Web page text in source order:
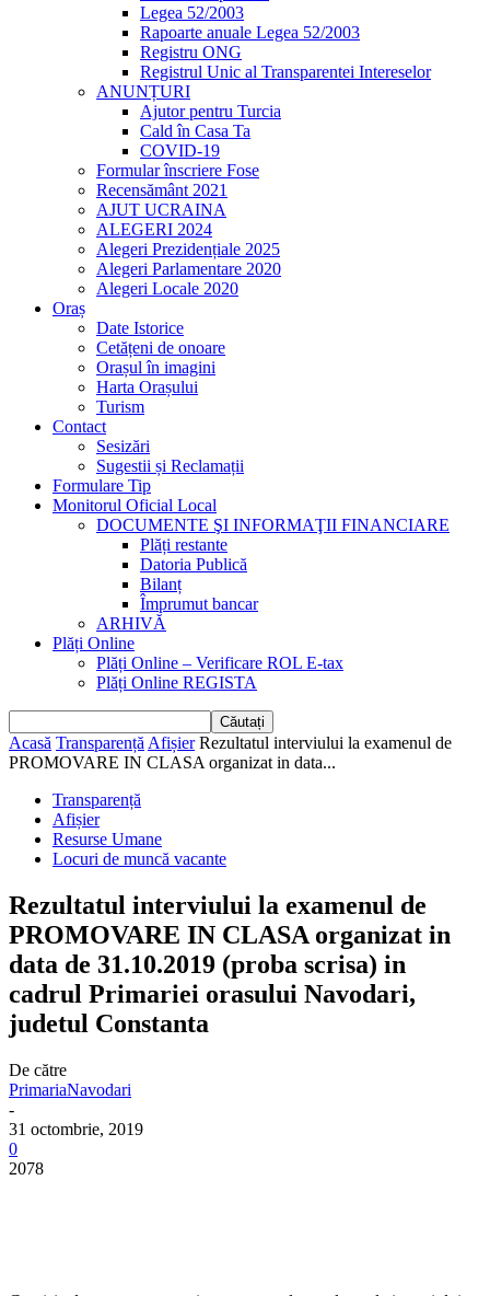
Legea 52/2003
Rapoarte anuale Legea 52/2003
Registru ONG
Registrul Unic al Transparentei Intereselor
ANUNȚURI
Ajutor pentru Turcia
Cald în Casa Ta
COVID-19
Formular înscriere Fose
Recensământ 2021
AJUT UCRAINA
ALEGERI 2024
Alegeri Prezidențiale 2025
Alegeri Parlamentare 2020
Alegeri Locale 2020
Oraș
Date Istorice
Cetățeni de onoare
Orașul în imagini
Harta Orașului
Turism
Contact
Sesizări
Sugestii și Reclamații
Formulare Tip
Monitorul Oficial Local
DOCUMENTE ŞI INFORMAŢII FINANCIARE
Plăți restante
Datoria Publică
Bilanț
Împrumut bancar
ARHIVĂ
Plăți Online
Plăți Online – Verificare ROL E-tax
Plăți Online REGISTA
Acasă Transparență Afișier Rezultatul interviului la examenul de
PROMOVARE IN CLASA organizat in data...
Transparență
Afișier
Resurse Umane
Locuri de muncă vacante
Rezultatul interviului la examenul de
PROMOVARE IN CLASA organizat in
data de 31.10.2019 (proba scrisa) in
cadrul Primariei orasului Navodari,
judetul Constanta
De către
PrimariaNavodari
-
31 octombrie, 2019
0
2078